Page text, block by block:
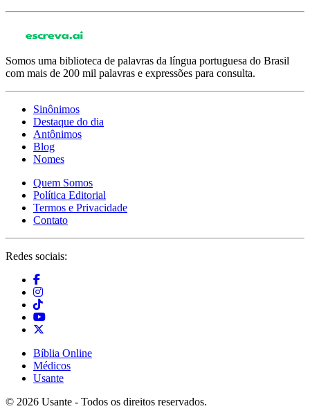
Somos uma biblioteca de palavras da língua portuguesa do Brasil
com mais de 200 mil palavras e expressões para consulta.
Sinônimos
Destaque do dia
Antônimos
Blog
Nomes
Quem Somos
Política Editorial
Termos e Privacidade
Contato
Redes sociais:
Bíblia Online
Médicos
Usante
© 2026 Usante - Todos os direitos reservados.